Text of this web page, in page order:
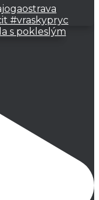
s pokleslým